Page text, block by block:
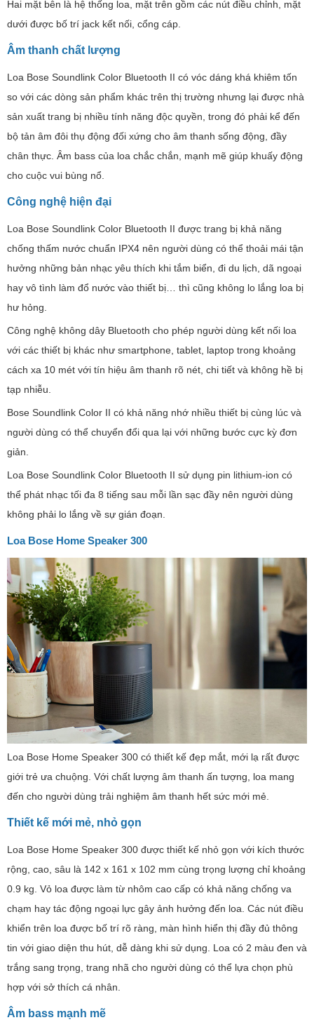
Hai mặt bên là hệ thống loa, mặt trên gồm các nút điều chỉnh, mặt
dưới được bố trí jack kết nối, cổng cáp.
Âm thanh chất lượng
Loa Bose Soundlink Color Bluetooth II có vóc dáng khá khiêm tốn
so với các dòng sản phẩm khác trên thị trường nhưng lại được nhà
sản xuất trang bị nhiều tính năng độc quyền, trong đó phải kể đến
bộ tản âm đôi thụ động đối xứng cho âm thanh sống động, đầy
chân thực. Âm bass của loa chắc chắn, mạnh mẽ giúp khuấy động
cho cuộc vui bùng nổ.
Công nghệ hiện đại
Loa Bose Soundlink Color Bluetooth II được trang bị khả năng
chống thấm nước chuẩn IPX4 nên người dùng có thể thoải mái tận
hưởng những bản nhạc yêu thích khi tắm biển, đi du lịch, dã ngoại
hay vô tình làm đổ nước vào thiết bị… thì cũng không lo lắng loa bị
hư hỏng.
Công nghệ không dây Bluetooth cho phép người dùng kết nối loa
với các thiết bị khác như smartphone, tablet, laptop trong khoảng
cách xa 10 mét với tín hiệu âm thanh rõ nét, chi tiết và không hề bị
tạp nhiễu.
Bose Soundlink Color II có khả năng nhớ nhiều thiết bị cùng lúc và
người dùng có thể chuyển đổi qua lại với những bước cực kỳ đơn
giản.
Loa Bose Soundlink Color Bluetooth II sử dụng pin lithium-ion có
thể phát nhạc tối đa 8 tiếng sau mỗi lần sạc đầy nên người dùng
không phải lo lắng về sự gián đoạn.
Loa Bose Home Speaker 300
Loa Bose Home Speaker 300 có thiết kế đẹp mắt, mới lạ rất được
giới trẻ ưa chuộng. Với chất lượng âm thanh ấn tượng, loa mang
đến cho người dùng trải nghiệm âm thanh hết sức mới mẻ.
Thiết kế mới mẻ, nhỏ gọn
Loa Bose Home Speaker 300 được thiết kế nhỏ gọn với kích thước
rộng, cao, sâu là 142 x 161 x 102 mm cùng trọng lượng chỉ khoảng
0.9 kg. Vỏ loa được làm từ nhôm cao cấp có khả năng chống va
chạm hay tác động ngoại lực gây ảnh hưởng đến loa. Các nút điều
khiển trên loa được bố trí rõ ràng, màn hình hiển thị đầy đủ thông
tin với giao diện thu hút, dễ dàng khi sử dụng. Loa có 2 màu đen và
trắng sang trọng, trang nhã cho người dùng có thể lựa chọn phù
hợp với sở thích cá nhân.
Âm bass mạnh mẽ